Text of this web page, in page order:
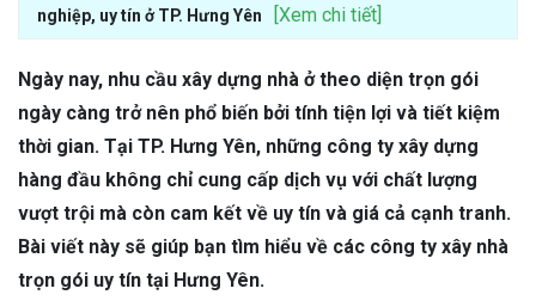
nghiệp, uy tín ở TP. Hưng Yên
[Xem chi tiết]
Ngày nay, nhu cầu xây dựng nhà ở theo diện trọn gói
ngày càng trở nên phổ biến bởi tính tiện lợi và tiết kiệm
thời gian. Tại TP. Hưng Yên, những công ty xây dựng
hàng đầu không chỉ cung cấp dịch vụ với chất lượng
vượt trội mà còn cam kết về uy tín và giá cả cạnh tranh.
Bài viết này sẽ giúp bạn tìm hiểu về các công ty xây nhà
trọn gói uy tín tại Hưng Yên.